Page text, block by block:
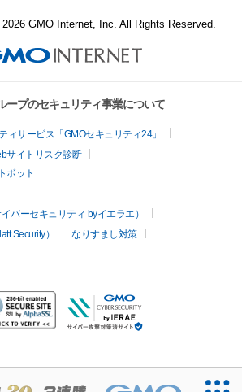
GMO Internet, Inc. All Rights Reserved.
ープのセキュリティ事業について
ィサービス「GMOセキュリティ24」
サイトリスク診断
ボット
バーセキュリティ byイエラエ）
Security）
なりすまし対策